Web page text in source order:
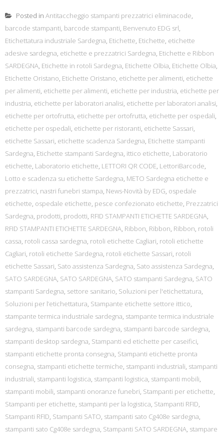
Posted in Antitaccheggio stampanti prezzatrici eliminacode,
barcode stampanti, barcode stampanti, Benvenuto EDG srl,
Etichettatura industriale Sardegna, Etichette, Etichette, etichette
adesive sardegna, etichette e prezzatrici Sardegna, Etichette e Ribbon
SARDEGNA, Etichette in rotoli Sardegna, Etichette Olbia, Etichette Olbia,
Etichette Oristano, Etichette Oristano, etichette per alimenti, etichette
per alimenti, etichette per alimenti, etichette per industria, etichette per
industria, etichette per laboratori analisi, etichette per laboratori analisi,
etichette per ortofrutta, etichette per ortofrutta, etichette per ospedali,
etichette per ospedali, etichette per ristoranti, etichette Sassari,
etichette Sassari, etichette scadenza Sardegna, Etichette stampanti
Sardegna, Etichette stampanti Sardegna, ittico etichette, Laboratorio
etichette, Laboratorio etichette, LETTORI QR CODE, LettoriBarcode,
Lotto e scadenza su etichette Sardegna, METO Sardegna etichette e
prezzatrici, nastri funebri stampa, News-Novità by EDG, ospedale
etichette, ospedale etichette, pesce confezionato etichette, Prezzatrici
Sardegna, prodotti, prodotti, RFID STAMPANTI ETICHETTE SARDEGNA,
RFID STAMPANTI ETICHETTE SARDEGNA, Ribbon, Ribbon, Ribbon, rotoli
cassa, rotoli cassa sardegna, rotoli etichette Cagliari, rotoli etichette
Cagliari, rotoli etichette Sardegna, rotoli etichette Sassari, rotoli
etichette Sassari, Sato assistenza Sardegna, Sato assistenza Sardegna,
SATO SARDEGNA, SATO SARDEGNA, SATO stampanti Sardegna, SATO
stampanti Sardegna, settore sanitario, Soluzioni per l'etichettatura,
Soluzioni per l’etichettatura, Stampante etichette settore ittico,
stampante termica industriale sardegna, stampante termica industriale
sardegna, stampanti barcode sardegna, stampanti barcode sardegna,
stampanti desktop sardegna, Stampanti ed etichette per caseifici,
stampanti etichette pronta consegna, Stampanti etichette pronta
consegna, stampanti etichette termiche, stampanti industriali, stampanti
industriali, stampanti logistica, stampanti logistica, stampanti mobili,
stampanti mobili, stampanti onoranze funebri, Stampanti per etichette,
Stampanti per etichette, stampanti per la logistica, Stampanti RFID,
Stampanti RFID, Stampanti SATO, stampanti sato Cg408e sardegna,
stampanti sato Cg408e sardegna, Stampanti SATO SARDEGNA, stampare